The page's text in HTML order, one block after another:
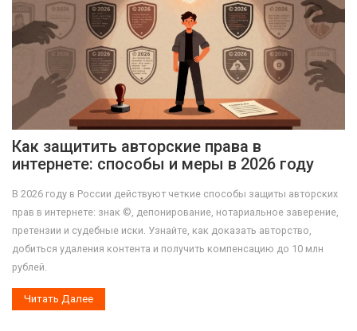
Как защитить авторские права в
интернете: способы и меры в 2026 году
В 2026 году в России действуют четкие способы защиты авторских
прав в интернете: знак ©, депонирование, нотариальное заверение,
претензии и судебные иски. Узнайте, как доказать авторство,
добиться удаления контента и получить компенсацию до 10 млн
рублей.
Читать Далее